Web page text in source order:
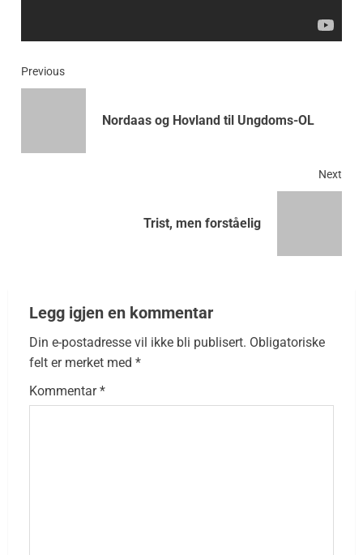
Previous
Nordaas og Hovland til Ungdoms-OL
Next
Trist, men forståelig
Legg igjen en kommentar
Din e-postadresse vil ikke bli publisert. Obligatoriske
felt er merket med *
Kommentar*